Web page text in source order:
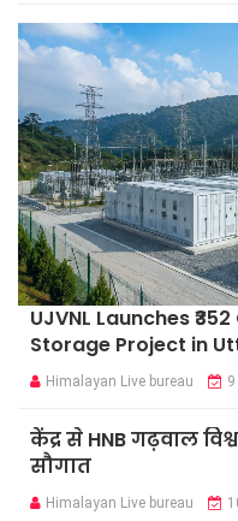
UJVNL Launches
Storage Project in
Himalayan Live bureau
केंद्र से HNB गढ़वाल
सौगात
Himalayan Live bureau